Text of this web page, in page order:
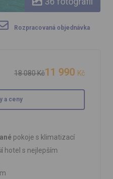
Rozpracovaná objednávka
18 080 Kč11 990 Kč
a ceny
pokoje s klimatizací
hotel s nejlepším